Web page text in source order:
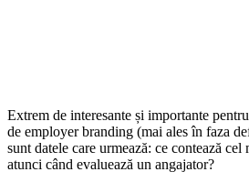
Extrem de interesante și importante
de employer branding (mai ales în faza
sunt datele care urmează: ce contează
atunci când evaluează un angajator?